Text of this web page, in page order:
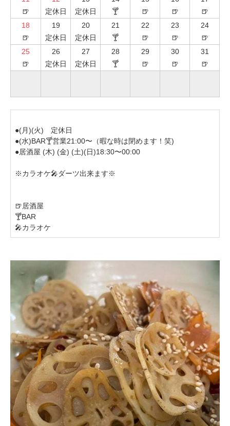
🍺
定休日
定休日
🍸
🍺
🍺
🍺
18
🍺
19
定休日
20
定休日
21
🍸
22
🍺
23
🍺
24
🍺
25
🍺
26
定休日
27
定休日
28
🍸
29
🍺
30
🍺
31
🍺
●(月)(火)　定休日
●(水)BAR🍸営業21:00〜（暇な時は閉めます！笑)
●居酒屋 (木) (金) (土)(日)18:30〜00:00
※カラオケ🎤ダーツ出来ます※
🍺居酒屋
🍸BAR
🎤カラオケ